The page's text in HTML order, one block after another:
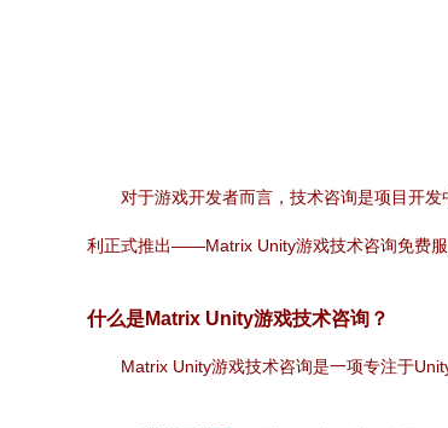
对于游戏开发者而言，技术咨询是项目开
利正式推出——Matrix Unity游戏技术咨询免费服
什么是Matrix Unity游戏技术咨询？
Matrix Unity游戏技术咨询是一项专注于